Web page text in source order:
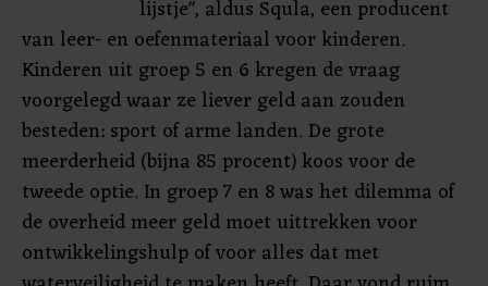
lijstje", aldus Squla, een producent
van leer- en oefenmateriaal voor kinderen.
Kinderen uit groep 5 en 6 kregen de vraag
voorgelegd waar ze liever geld aan zouden
besteden: sport of arme landen. De grote
meerderheid (bijna 85 procent) koos voor de
tweede optie. In groep 7 en 8 was het dilemma of
de overheid meer geld moet uittrekken voor
ontwikkelingshulp of voor alles dat met